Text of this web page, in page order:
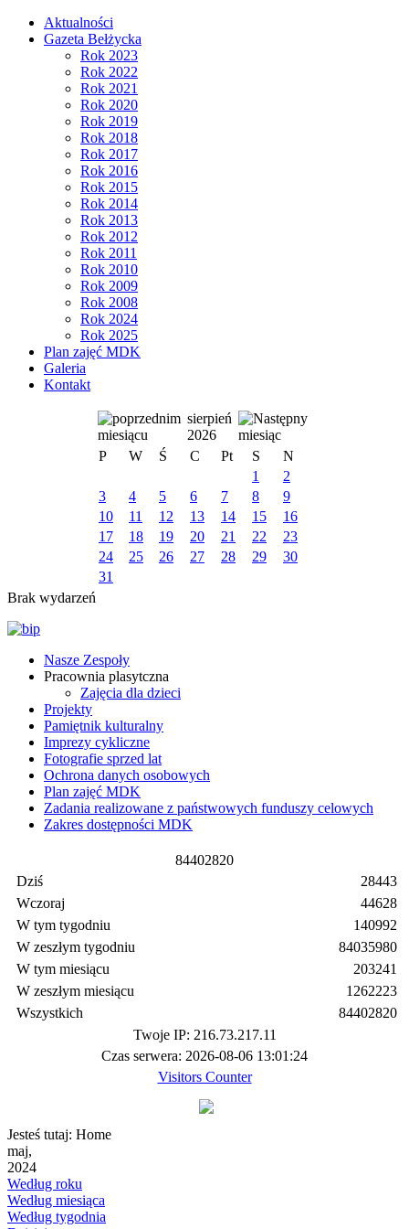
Aktualności
Gazeta Bełżycka
Rok 2023
Rok 2022
Rok 2021
Rok 2020
Rok 2019
Rok 2018
Rok 2017
Rok 2016
Rok 2015
Rok 2014
Rok 2013
Rok 2012
Rok 2011
Rok 2010
Rok 2009
Rok 2008
Rok 2024
Rok 2025
Plan zajęć MDK
Galeria
Kontakt
sierpień
2026
P
W Ś C Pt S
N
1
2
3
4 5 6 7 8
9
10
11 12 13 14 15
16
17
18 19 20 21 22
23
24
25 26 27 28 29
30
31
Brak wydarzeń
Nasze Zespoły
Pracownia plasytczna
Zajęcia dla dzieci
Projekty
Pamiętnik kulturalny
Imprezy cykliczne
Fotografie sprzed lat
Ochrona danych osobowych
Plan zajęć MDK
Zadania realizowane z państwowych funduszy celowych
Zakres dostępności MDK
84402820
Dziś
Wczoraj
W tym tygodniu
W zeszłym tygodniu
W tym miesiącu
W zeszłym miesiącu
Wszystkich
28443
44628
140992
84035980
203241
1262223
84402820
Twoje IP: 216.73.217.11
Czas serwera: 2026-08-06 13:01:24
Visitors Counter
Jesteś tutaj: Home
maj,
2024
Według roku
Według miesiąca
Według tygodnia